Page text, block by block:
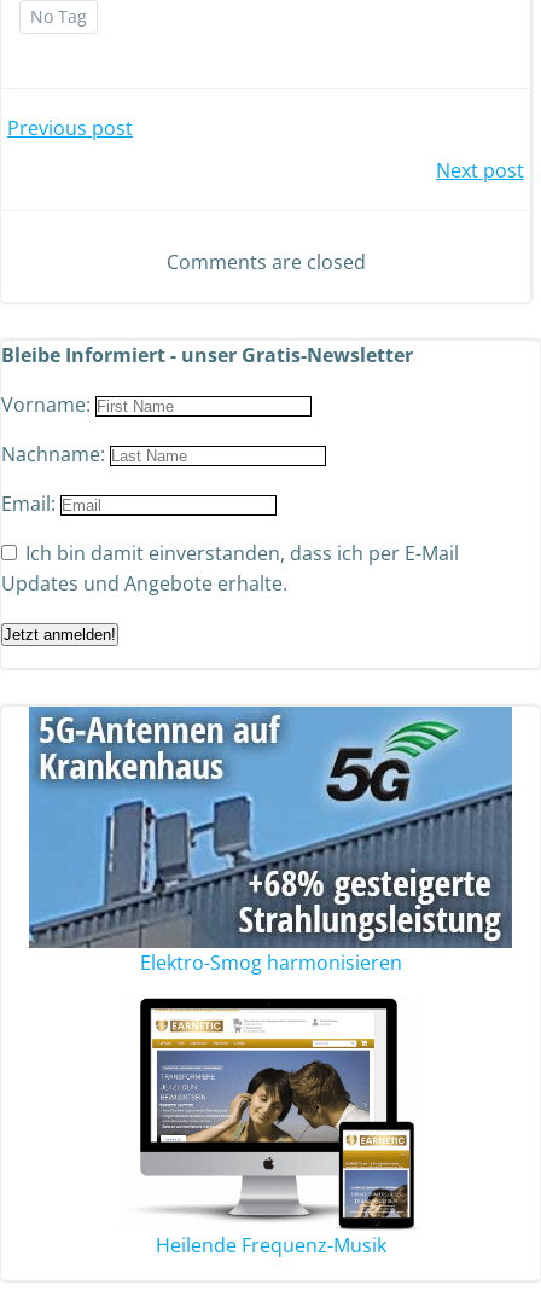
No Tag
Previous post
Next post
Comments are closed
Bleibe Informiert - unser Gratis-Newsletter
Vorname:
Nachname:
Email:
Ich bin damit einverstanden, dass ich per E-Mail
Updates und Angebote erhalte.
Jetzt anmelden!
Elektro-Smog harmonisieren
Heilende Frequenz-Musik